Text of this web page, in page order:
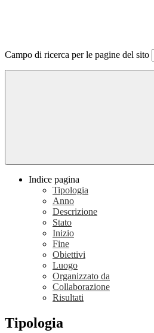
Campo di ricerca per le pagine del sito
Indice pagina
Tipologia
Anno
Descrizione
Stato
Inizio
Fine
Obiettivi
Luogo
Organizzato da
Collaborazione
Risultati
Tipologia